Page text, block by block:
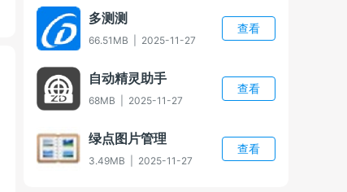
多测测
66.51MB 2025-11-27
查看
自动精灵助手
68MB 2025-11-27
查看
绿点图片管理
3.49MB 2025-11-27
查看